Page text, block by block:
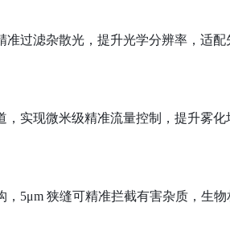
过滤杂散光，提升光学分辨率，适配
实现微米级精准流量控制，提升雾
5μm 狭缝可精准拦截有害杂质，生